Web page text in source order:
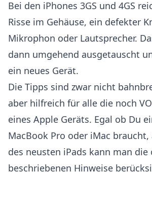
Bei den iPhones 3GS und 4GS
Risse im Gehäuse, ein defekter
Mikrophon oder Lautsprecher.
dann umgehend ausgetauscht
ein neues Gerät.
Die Tipps sind zwar nicht
aber hilfreich für alle die noch
eines Apple Geräts. Egal ob Du
MacBook Pro oder iMac
des neusten iPads kann man die
beschriebenen Hinweise